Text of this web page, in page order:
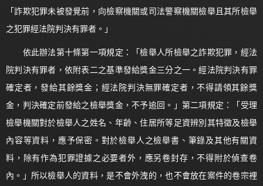
「詐欺犯罪未被發覺前，向檢察機關或司法警察機關檢舉且其所檢舉
之犯罪經法院判決有罪者。」
依此辦法第十條第一項規定：「檢舉人所檢舉之詐欺犯罪，經法
院判決有罪者，依附表二之基準發給獎金三分之一。經法院判決有罪
確定者，發給其餘獎金；經法院判決無罪確定者，不得請領其餘獎
金，判決確定前發給之檢舉獎金，不予追回。」第二項規定：「受理
檢舉機關對於檢舉人之姓名、年齡、住居所等足資辨別其特徵及檢舉
內容等資料，應予保密。對於檢舉人之檢舉書、筆錄及其他有關資
料，除有作為犯罪證據之必要者外，應另卷封存，不得附於偵查卷
內。」所以檢舉人的資料，是不會外洩的，也不會放在案件的卷宗裡